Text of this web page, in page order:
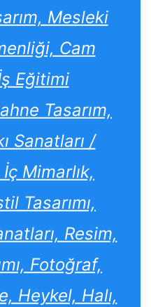
Mesleki
Cam
Eğitimi
Tasarım,
Sanatları /
Mimarlık,
Tasarımı,
Resim,
Fotoğraf,
Heykel, Halı,